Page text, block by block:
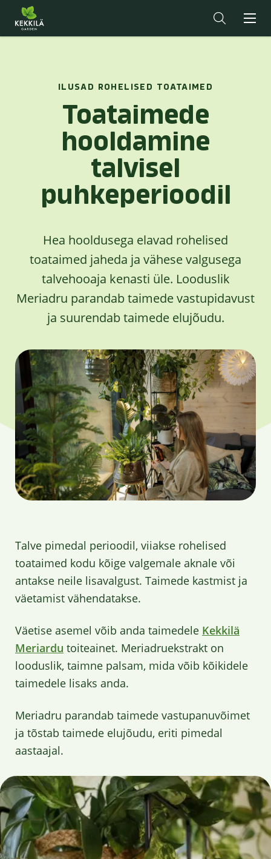
ILUSAD ROHELISED TOATAIMED
Toataimede
hooldamine
talvisel
puhkeperioodil
Hea hooldusega elavad rohelised
toataimed jaheda ja vähese valgusega
talvehooaja kenasti üle. Looduslik
Meriadru parandab taimede vastupidavust
ja suurendab taimede elujõudu.
Talve pimedal perioodil, viiakse rohelised
toataimed kodu kõige valgemale aknale või
antakse neile lisavalgust. Taimede kastmist ja
väetamist vähendatakse.
Väetise asemel võib anda taimedele Kekkilä
Meriardu toiteainet. Meriadruekstrakt on
looduslik, taimne palsam, mida võib kõikidele
taimedele lisaks anda.
Meriadru parandab taimede vastupanuvõimet
ja tõstab taimede elujõudu, eriti pimedal
aastaajal.